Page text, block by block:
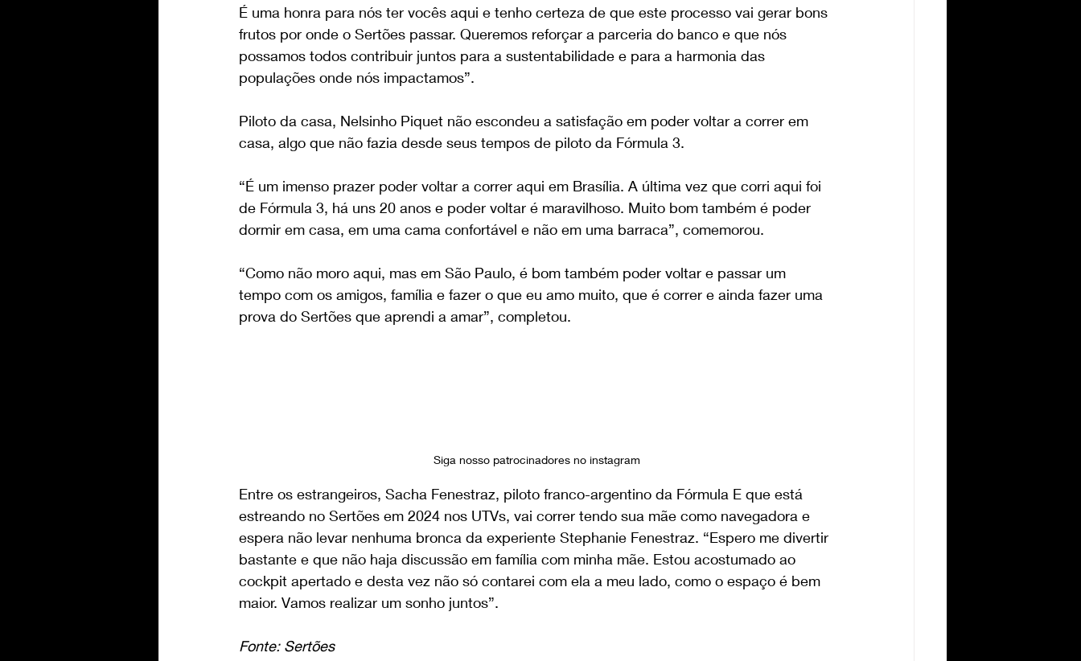
É uma honra para nós ter vocês aqui e tenho certeza de que este processo vai gerar bons
frutos por onde o Sertões passar. Queremos reforçar a parceria do banco e que nós
possamos todos contribuir juntos para a sustentabilidade e para a harmonia das
populações onde nós impactamos”.
Piloto da casa, Nelsinho Piquet não escondeu a satisfação em poder voltar a correr em
casa, algo que não fazia desde seus tempos de piloto da Fórmula 3.
“É um imenso prazer poder voltar a correr aqui em Brasília. A última vez que corri aqui foi
de Fórmula 3, há uns 20 anos e poder voltar é maravilhoso. Muito bom também é poder
dormir em casa, em uma cama confortável e não em uma barraca”, comemorou.
“Como não moro aqui, mas em São Paulo, é bom também poder voltar e passar um
tempo com os amigos, família e fazer o que eu amo muito, que é correr e ainda fazer uma
prova do Sertões que aprendi a amar”, completou.
Siga nosso patrocinadores no instagram
Entre os estrangeiros, Sacha Fenestraz, piloto franco-argentino da Fórmula E que está
estreando no Sertões em 2024 nos UTVs, vai correr tendo sua mãe como navegadora e
espera não levar nenhuma bronca da experiente Stephanie Fenestraz. “Espero me divertir
bastante e que não haja discussão em família com minha mãe. Estou acostumado ao
cockpit apertado e desta vez não só contarei com ela a meu lado, como o espaço é bem
maior. Vamos realizar um sonho juntos”.
Fonte: Sertões